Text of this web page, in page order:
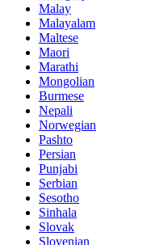
Malay
Malayalam
Maltese
Maori
Marathi
Mongolian
Burmese
Nepali
Norwegian
Pashto
Persian
Punjabi
Serbian
Sesotho
Sinhala
Slovak
Slovenian